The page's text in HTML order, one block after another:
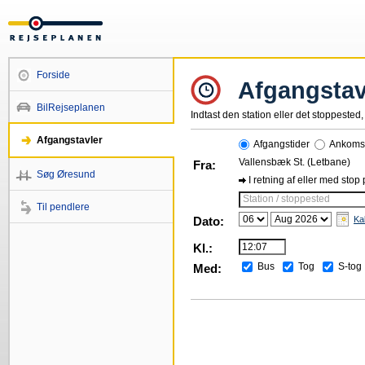
Forside
BilRejseplanen
Afgangstavler
Søg Øresund
Til pendlere
Indtast den station eller det
Afgangstider
Fra:
Vallensbæk St. (Letbane)
I retning af eller med stop
Station / stoppested
Dato:
Kl.:
Med:
Bus Tog S-tog